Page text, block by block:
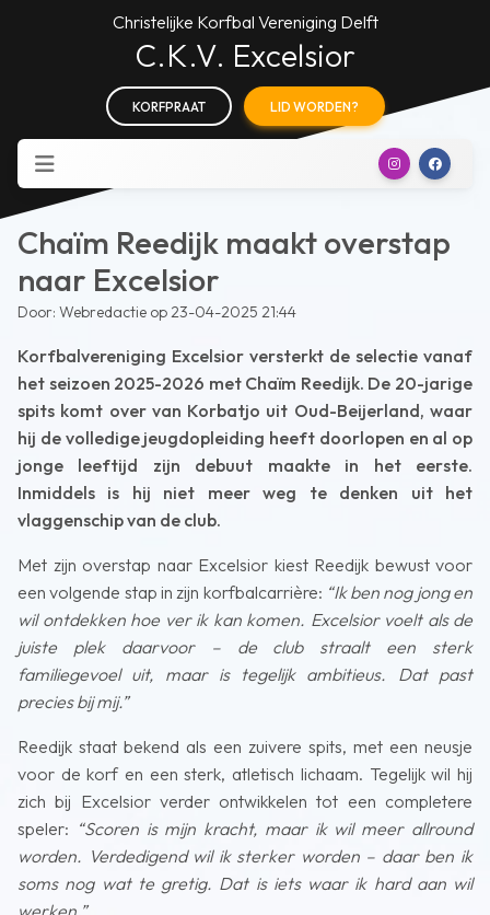
Christelijke Korfbal Vereniging Delft
C.K.V. Excelsior
KORFPRAAT LID WORDEN?
Chaïm Reedijk maakt overstap
naar Excelsior
Door: Webredactie op 23-04-2025 21:44
Korfbalvereniging Excelsior versterkt de selectie vanaf
het seizoen 2025-2026 met Chaïm Reedijk. De 20-jarige
spits komt over van Korbatjo uit Oud-Beijerland, waar
hij de volledige jeugdopleiding heeft doorlopen en al op
jonge leeftijd zijn debuut maakte in het eerste.
Inmiddels is hij niet meer weg te denken uit het
vlaggenschip van de club.
Met zijn overstap naar Excelsior kiest Reedijk bewust voor
een volgende stap in zijn korfbalcarrière: “Ik ben nog jong en
wil ontdekken hoe ver ik kan komen. Excelsior voelt als de
juiste plek daarvoor – de club straalt een sterk
familiegevoel uit, maar is tegelijk ambitieus. Dat past
precies bij mij.”
Reedijk staat bekend als een zuivere spits, met een neusje
voor de korf en een sterk, atletisch lichaam. Tegelijk wil hij
zich bij Excelsior verder ontwikkelen tot een completere
speler: “Scoren is mijn kracht, maar ik wil meer allround
worden. Verdedigend wil ik sterker worden – daar ben ik
soms nog wat te gretig. Dat is iets waar ik hard aan wil
werken.”